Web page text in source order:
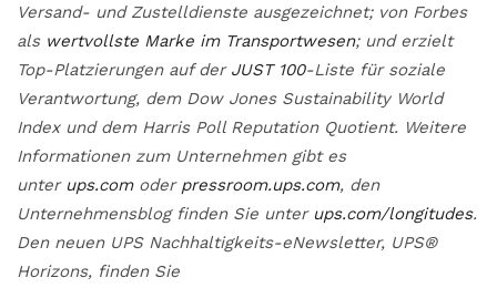
Versand- und Zustelldienste ausgezeichnet; von Forbes
als wertvollste Marke im Transportwesen; und erzielt
Top-Platzierungen auf der JUST 100-Liste für soziale
Verantwortung, dem Dow Jones Sustainability World
Index und dem Harris Poll Reputation Quotient. Weitere
Informationen zum Unternehmen gibt es
unter ups.comoder pressroom.ups.com, den
Unternehmensblog finden Sie unter ups.com/longitudes.
Den neuen UPS Nachhaltigkeits-eNewsletter, UPS®
Horizons, finden Sie